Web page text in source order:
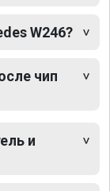
W246?
чип
и